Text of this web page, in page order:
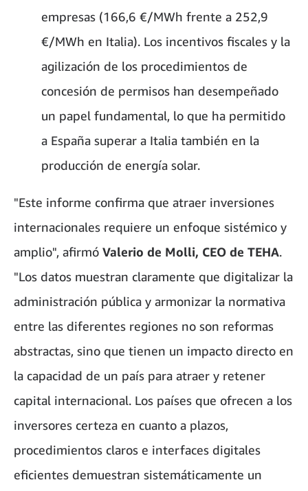
empresas (166,6 €/MWh frente a 252,9
€/MWh en Italia). Los incentivos fiscales y la
agilización de los procedimientos de
concesión de permisos han desempeñado
un papel fundamental, lo que ha permitido
a España superar a Italia también en la
producción de energía solar.
"Este informe confirma que atraer inversiones
internacionales requiere un enfoque sistémico y
amplio", afirmó Valerio de Molli, CEO de TEHA.
"Los datos muestran claramente que digitalizar la
administración pública y armonizar la normativa
entre las diferentes regiones no son reformas
abstractas, sino que tienen un impacto directo en
la capacidad de un país para atraer y retener
capital internacional. Los países que ofrecen a los
inversores certeza en cuanto a plazos,
procedimientos claros e interfaces digitales
eficientes demuestran sistemáticamente un